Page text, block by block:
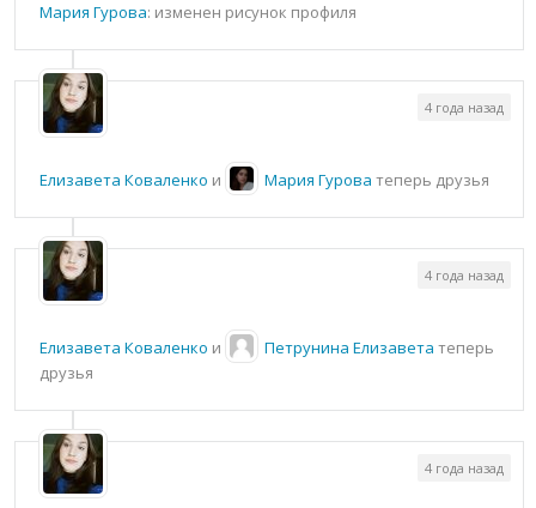
Мария Гурова: изменен рисунок профиля
Елизавета Коваленко и Мария Гурова теперь друзья
4 года назад
Елизавета Коваленко и Петрунина Елизавета теперь
друзья
4 года назад
4 года назад